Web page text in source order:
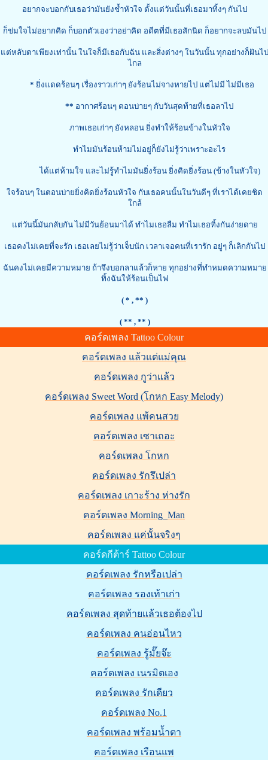
อยากจะบอกกับเธอว่ามันยังช้ำหัวใจ ตั้งแต่วันนั้นที่เธอมาทิ้งๆ กันไป
ก็ข่มใจไม่อยากคิด ก็บอกตัวเองว่าอย่าคิด อดีตที่มีเธอสักนิด ก็อยากจะลบมันไป
แต่หลับตาเพียงเท่านั้น ในใจก็มีเธอกับฉัน และสิ่งต่างๆ ในวันนั้น ทุกอย่างก็ฝันไป
ไกล
* ยิ่งแดดร้อนๆ เรื่องราวเก่าๆ ยังร้อนไม่จางหายไป แต่ไม่มี ไม่มีเธอ
** อากาศร้อนๆ ตอนบ่ายๆ กับวันสุดท้ายที่เธอลาไป
ภาพเธอเก่าๆ ยังหลอน ยิ่งทำให้ร้อนข้างในหัวใจ
ทำไมมันร้อนห้ามไม่อยู่ก็ยังไม่รู้ว่าเพราะอะไร
ได้แต่ห้ามใจ และไม่รู้ทำไมมันยิ่งร้อน ยิ่งคิดยิ่งร้อน (ข้างในหัวใจ)
ใจร้อนๆ ในตอนบ่ายยิ่งคิดยิ่งร้อนหัวใจ กับเธอคนนั้นในวันดีๆ ที่เราได้เคยชิด
ใกล้
แต่วันนี้มันกลับกัน ไม่มีวันย้อนมาได้ ทำไมเธอลืม ทำไมเธอทิ้งกันง่ายดาย
เธอคงไม่เคยที่จะรัก เธอเลยไม่รู้ว่าเจ็บนัก เวลาเจอคนที่เรารัก อยู่ๆ ก็เลิกกันไป
ฉันคงไม่เคยมีความหมาย ถ้าจึงบอกลาแล้วก็หาย ทุกอย่างที่ทำหมดความหมาย
ทิ้งฉันให้ร้อนเป็นไฟ
( * , ** )
( ** , ** )
คอร์ดเพลง Tattoo Colour
คอร์ดเพลง แล้วแต่แม่คุณ
คอร์ดเพลง กูว่าแล้ว
คอร์ดเพลง Sweet Word (โกหก Easy Melody)
คอร์ดเพลง แพ้คนสวย
คอร์ดเพลง เซาเถอะ
คอร์ดเพลง โกหก
คอร์ดเพลง รักรึเปล่า
คอร์ดเพลง เกาะร้าง ห่างรัก
คอร์ดเพลง Morning_Man
คอร์ดเพลง แค่นั้นจริงๆ
คอร์ดกีต้าร์ Tattoo Colour
คอร์ดเพลง รักหรือเปล่า
คอร์ดเพลง รองเท้าเก่า
คอร์ดเพลง สุดท้ายแล้วเธอต้องไป
คอร์ดเพลง คนอ่อนไหว
คอร์ดเพลง รู้มั๊ยจ๊ะ
คอร์ดเพลง เนรมิตเอง
คอร์ดเพลง รักเดียว
คอร์ดเพลง No.1
คอร์ดเพลง พร้อมน้ำตา
คอร์ดเพลง เรือนแพ